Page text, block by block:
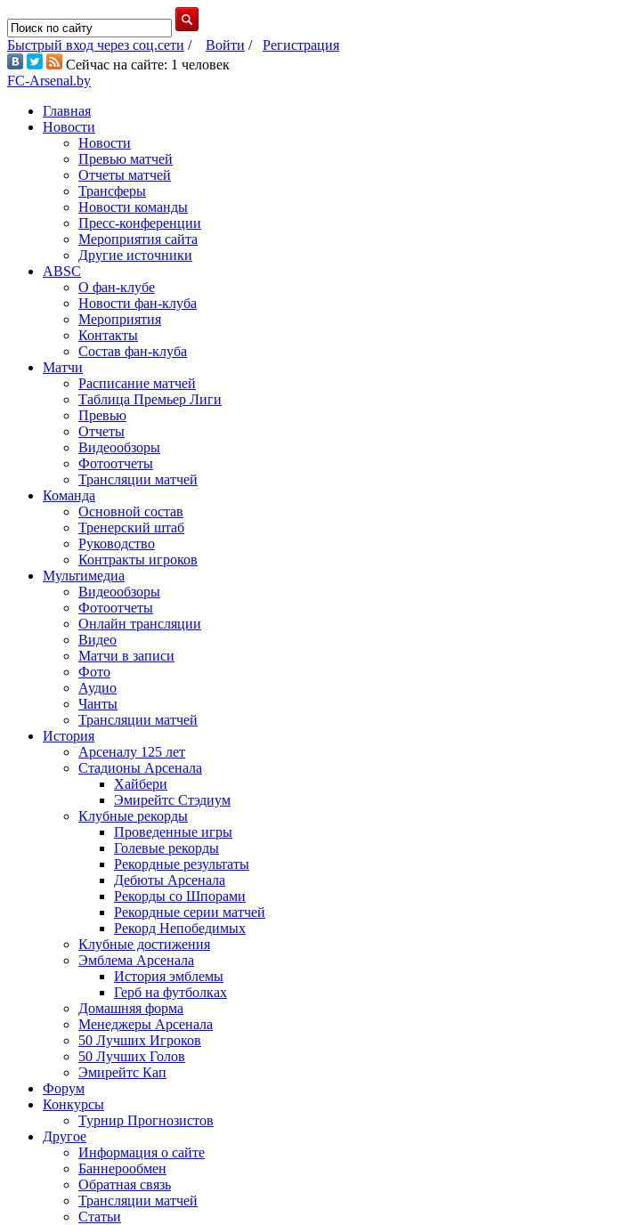
Быстрый вход через соц.сети / Войти / Регистрация
Сейчас на сайте: 1 человек
FC-Arsenal.by
Главная
Новости
Новости
Превью матчей
Отчеты матчей
Трансферы
Новости команды
Пресс-конференции
Мероприятия сайта
Другие источники
ABSC
О фан-клубе
Новости фан-клуба
Мероприятия
Контакты
Состав фан-клуба
Матчи
Расписание матчей
Таблица Премьер Лиги
Превью
Отчеты
Видеообзоры
Фотоотчеты
Трансляции матчей
Команда
Основной состав
Тренерский штаб
Руководство
Контракты игроков
Мультимедиа
Видеообзоры
Фотоотчеты
Онлайн трансляции
Видео
Матчи в записи
Фото
Аудио
Чанты
Трансляции матчей
История
Арсеналу 125 лет
Стадионы Арсенала
Хайбери
Эмирейтс Стэдиум
Клубные рекорды
Проведенные игры
Голевые рекорды
Рекордные результаты
Дебюты Арсенала
Рекорды со Шпорами
Рекордные серии матчей
Рекорд Непобедимых
Клубные достижения
Эмблема Арсенала
История эмблемы
Герб на футболках
Домашняя форма
Менеджеры Арсенала
50 Лучших Игроков
50 Лучших Голов
Эмирейтс Кап
Форум
Конкурсы
Турнир Прогнозистов
Другое
Информация о сайте
Баннерообмен
Обратная связь
Трансляции матчей
Статьи